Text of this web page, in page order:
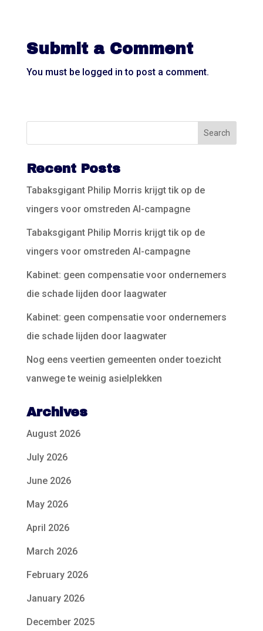
Submit a Comment
You must be logged in to post a comment.
Recent Posts
Tabaksgigant Philip Morris krijgt tik op de
vingers voor omstreden AI-campagne
Tabaksgigant Philip Morris krijgt tik op de
vingers voor omstreden AI-campagne
Kabinet: geen compensatie voor ondernemers
die schade lijden door laagwater
Kabinet: geen compensatie voor ondernemers
die schade lijden door laagwater
Nog eens veertien gemeenten onder toezicht
vanwege te weinig asielplekken
Archives
August 2026
July 2026
June 2026
May 2026
April 2026
March 2026
February 2026
January 2026
December 2025